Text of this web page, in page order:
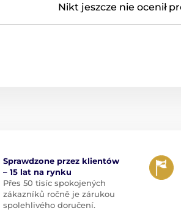
Nikt jeszcze nie ocenił
Sprawdzone przez klientów
– 15 lat na rynku
Přes 50 tisíc spokojených
zákazníků ročně je zárukou
spolehlivého doručení.